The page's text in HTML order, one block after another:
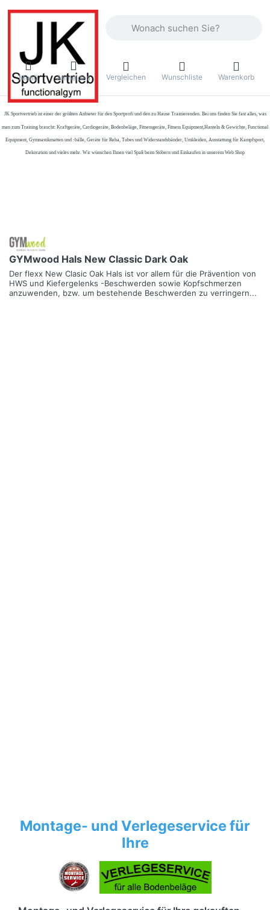
Menü Anmelden Vergleichen Wunschliste Warenkorb
JK Sportvertrieb ist einer der größten Anbieter für den Sportprofi und den zu Hause Trainierenden. Bei uns finden Sie fast alles, was
man zum Training braucht: Kraftgeräte, Cardiogeräte, Bodenbeläge, Fitnessgeräte, Fitness Equipment,Hanteln & Gewichte, Functional
Equipment, Gymnastikmatten und -bälle, Geräte für Reha, Tubes und Widerstandsbänder, Umkleiden, Ausstattung für Kampfsport,
Dekoration und vieles mehr. Wir wünschen Ihnen viel Spaß beim Stöbern und Einkaufen in unserem Web Shop
GYMwood Hals New Classic Dark Oak
Der flexx New Clasic Oak Hals ist vor allem für die Prävention von
HWS und Kiefergelenks -Beschwerden sowie Kopfschmerzen
anzuwenden, bzw. um bestehende Beschwerden zu verringern...
Montage- und Verlegeservice für
Ihre